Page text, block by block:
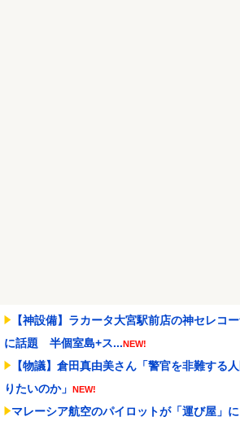
【神設備】ラカータ大宮駅前店の神セレコ
に話題 半個室島+ス...NEW!
【物議】倉田真由美さん「警官を非難する
りたいのか」 NEW!
マレーシア航空のパイロットが「運び屋」